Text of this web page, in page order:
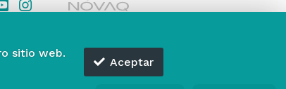
sitio web.
Aceptar